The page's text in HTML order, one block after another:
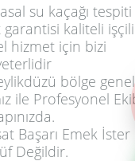
su kaçağı tespiti
kaliteli
hizmet için bizi
bölge
ile Profesyonel
Başarı Emek
Değildir.